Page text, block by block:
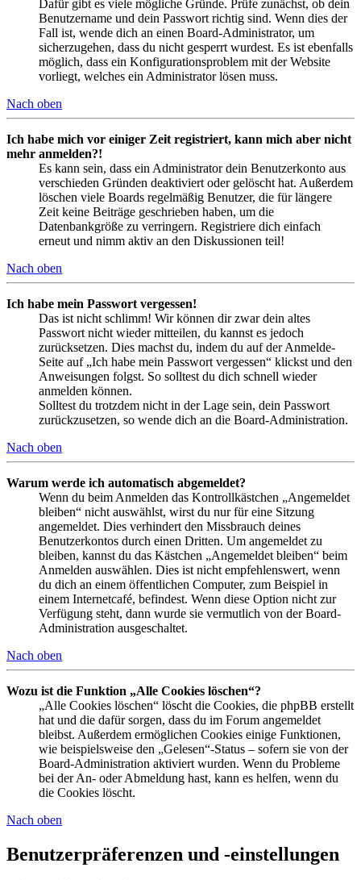
Dafür gibt es viele mögliche Gründe. Prüfe zunächst, ob dein
Benutzername und dein Passwort richtig sind. Wenn dies der
Fall ist, wende dich an einen Board-Administrator, um
sicherzugehen, dass du nicht gesperrt wurdest. Es ist ebenfalls
möglich, dass ein Konfigurationsproblem mit der Website
vorliegt, welches ein Administrator lösen muss.
Nach oben
Ich habe mich vor einiger Zeit registriert, kann mich aber nicht
mehr anmelden?!
Es kann sein, dass ein Administrator dein Benutzerkonto aus
verschieden Gründen deaktiviert oder gelöscht hat. Außerdem
löschen viele Boards regelmäßig Benutzer, die für längere
Zeit keine Beiträge geschrieben haben, um die
Datenbankgröße zu verringern. Registriere dich einfach
erneut und nimm aktiv an den Diskussionen teil!
Nach oben
Ich habe mein Passwort vergessen!
Das ist nicht schlimm! Wir können dir zwar dein altes
Passwort nicht wieder mitteilen, du kannst es jedoch
zurücksetzen. Dies machst du, indem du auf der Anmelde-
Seite auf „Ich habe mein Passwort vergessen“ klickst und den
Anweisungen folgst. So solltest du dich schnell wieder
anmelden können.
Solltest du trotzdem nicht in der Lage sein, dein Passwort
zurückzusetzen, so wende dich an die Board-Administration.
Nach oben
Warum werde ich automatisch abgemeldet?
Wenn du beim Anmelden das Kontrollkästchen „Angemeldet
bleiben“ nicht auswählst, wirst du nur für eine Sitzung
angemeldet. Dies verhindert den Missbrauch deines
Benutzerkontos durch einen Dritten. Um angemeldet zu
bleiben, kannst du das Kästchen „Angemeldet bleiben“ beim
Anmelden auswählen. Dies ist nicht empfehlenswert, wenn
du dich an einem öffentlichen Computer, zum Beispiel in
einem Internetcafé, befindest. Wenn diese Option nicht zur
Verfügung steht, dann wurde sie vermutlich von der Board-
Administration ausgeschaltet.
Nach oben
Wozu ist die Funktion „Alle Cookies löschen“?
„Alle Cookies löschen“ löscht die Cookies, die phpBB erstellt
hat und die dafür sorgen, dass du im Forum angemeldet
bleibst. Außerdem ermöglichen Cookies einige Funktionen,
wie beispielsweise den „Gelesen“-Status – sofern sie von der
Board-Administration aktiviert wurden. Wenn du Probleme
bei der An- oder Abmeldung hast, kann es helfen, wenn du
die Cookies löscht.
Nach oben
Benutzerpräferenzen und -einstellungen